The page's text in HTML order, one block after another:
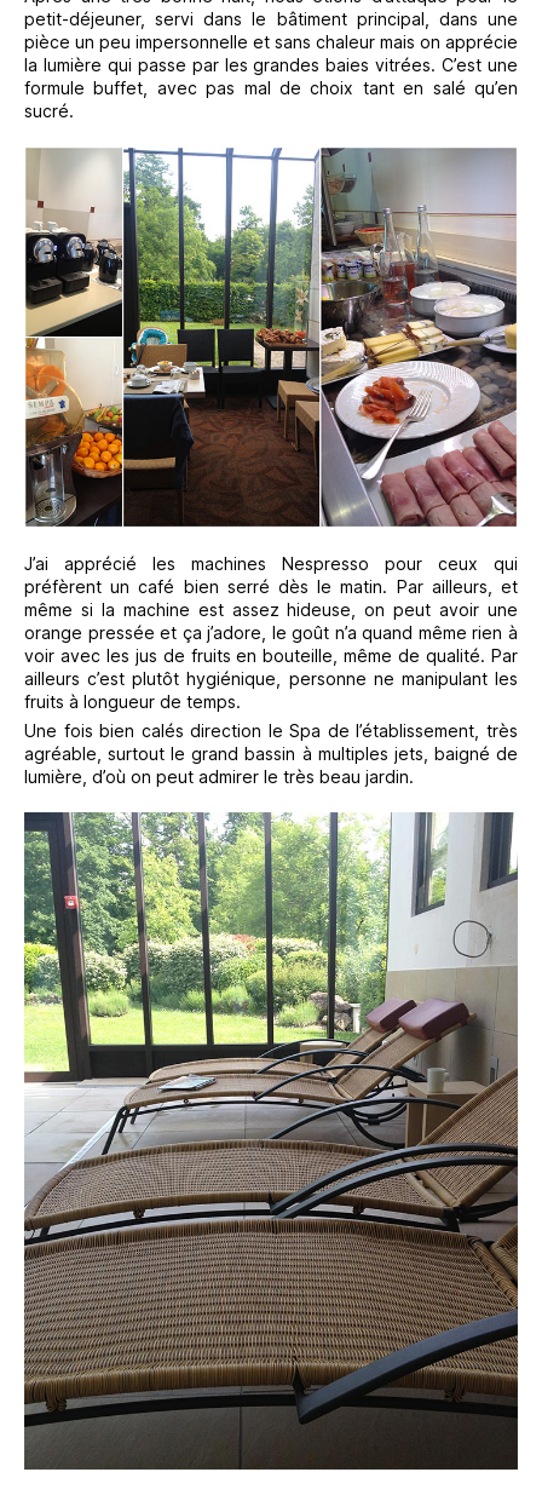
petit-déjeuner, servi dans le bâtiment principal, dans une
pièce un peu impersonnelle et sans chaleur mais on apprécie
la lumière qui passe par les grandes baies vitrées. C’est une
formule buffet, avec pas mal de choix tant en salé qu’en
sucré.
J’ai apprécié les machines Nespresso pour ceux qui
préfèrent un café bien serré dès le matin. Par ailleurs, et
même si la machine est assez hideuse, on peut avoir une
orange pressée et ça j’adore, le goût n’a quand même rien à
voir avec les jus de fruits en bouteille, même de qualité. Par
ailleurs c’est plutôt hygiénique, personne ne manipulant les
fruits à longueur de temps.
Une fois bien calés direction le Spa de l’établissement, très
agréable, surtout le grand bassin à multiples jets, baigné de
lumière, d’où on peut admirer le très beau jardin.